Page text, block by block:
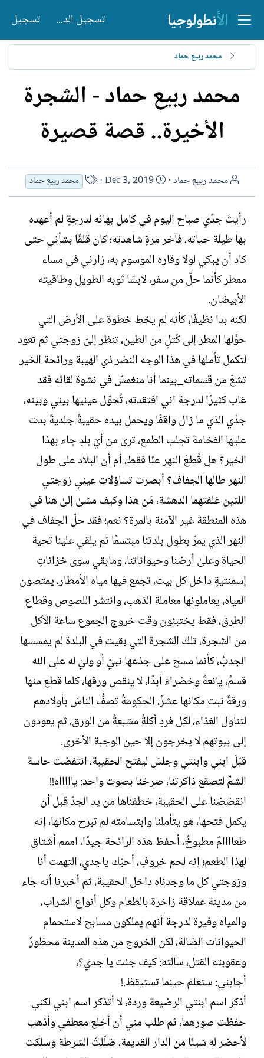
تسجيل الدخول تسجيل
محمد ربيع حماد
محمد ربيع حماد - الشجرة
الأخيرة.. قصة قصيرة
ا
ل
ا
ت
محمد ربيع حماد
ت
ا
خ
ا
ل
إ
ا
ء
Dec 3, 2019
ا
س
ا
ل
ا
ت
محمد ربيع حماد
رأيتُ جدِّي صباح اليوم في كامل بهائه لدرجةٍ لم أعهده
بها طيلة حياته، فآخر مرةٍ شاهدته؛ كان قلقًا بشأني حتى
كاد أن يبكي لولا وقاره الموسوم به، زارني في مساء
ممطر كأنما حلَّ من سفر، لابسًا ثوبه الطويل وطاقيته
الأبيضان.
لكنه بدا نظيفًا، كأنه لم يخط خطوة على الأرض التي
حوَّلها المطر إلى كُتلٍ من الطين، تنظر إلىّ زوجتي ثم تعود
لتكمل تأملها في هذا الوجه النضر ذي الهيبة ورائحة الخير
تشعّ من قسماته_بينما أنا منغمسٌ في نشوة لقائه فقد
غاب كثيرًا لدرجة اني افتقدته، تُحوّل عينيها بيني وبينه،
جدّي الذي ما زال واقفًا ويحمل بيده حقيبةً جلديةً بدت
عليها الفخامة تجلب الطمع، ترىٰ من أيّ بلدٍ جاء بهذا
الخير؟ هل قُطعَ النهر عنّا فقط، أم أن البلاد على طول
النهر طالها الجفاف؟ أبصرت تساؤلات عيني زوجتي
اللتين غلفتهما الدهشة، مَن هذا وكيف مشىٰ إلىٰ هنا في
هذه المنطقة غير الآمنة بالمرة؟ نعم؛ فقد حلّ الجفاف في
النهر الذي يمرّ بطول بلدتنا مبتسمًا ثم يلقي علينا تحية
الحياة وعلىٰ أرضنا وحيواناتنا، ومابقي سوى خزاناتٍ
إسمنتيةٍ داخل كل بيت، تجمع فيها مياه الأمطار، يمتصون
المياه، يعاملونها معاملة الذهب، وانتشر اللصوص وقطاع
الطرق، فقط يختبئون وقت خروج الجموع ساعة الأكل
من الشجرة، تلك الشجرة التي بقيت في البلدة لم يمسسها
الجدبُ، كأنما مسح على جذعها نبيٌ أو وليّ له على الله
قسمٌ، يانعةً وخضراءَ أبدًا، لا ينقص ورقها، كلما قطع منها
ورقةً نبت مكانها عشرٌ، الحكومةُ تصفُّ الناسَ بأولادهم
لتناول الغذاء، لكل فردٍ أكلةٌ مشبعةٌ من الورق، ثم يعودون
إلى بيوتهم لا يخرجون إلا حين الوجبة الأخرى.
قبّلَ ابني وابنتي وجلسَ ليفتح الحقيبة، انتفضت حاسة
الشمِّ لتصقع ذاكرتنا، صرخنا بصوت واحد: ياااااه!!
انقضضنا على الحقيبة، خطفناها من يد الجدّ قبل أن
يكمل فتحها، هو يتأملنا وابتسامته لم تبرح مكانها، إنه
طعاااامٌ مطبوخٌ، أحفظ هذه الرائحة جيدًا، اممم أشتاق
لهذا الطعم؛ إنه لحم خروفٍ، أحبّك ياجدي، التهمت أنا
وزوجتي كل ما وجدناه داخل الحقيبة، ثم أخبرنا أنه جاء
من مدينة عملاقة زاخرة بالطعام وكل أنواع الشراب،
والمياه وفيرة لدرجة أنهم يملكون مسابح لاستحمام
الحيوانات الضالة، لكن الخروج من هذه المدينة محظورٌ
وعقوبته القتل، سألته: كيف جئت يا جدي؟،
أجابني: ستعلم حينما تستيقظ.!
أذكر اسم ابنتي الرضيعة وردة، لا أتذكر اسم ابني لكني
حفظت صورهما، ثم طلب مني أن أخلع معطفي وأذهب
لأحضر له شيئًا من الدار القديمة، ضلّلتُ الشرطة وسلكت